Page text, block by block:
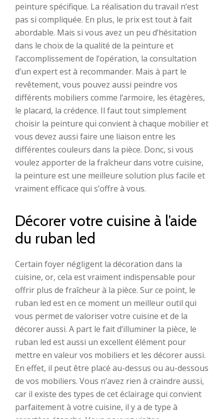
peinture spécifique. La réalisation du travail n’est
pas si compliquée. En plus, le prix est tout à fait
abordable. Mais si vous avez un peu d’hésitation
dans le choix de la qualité de la peinture et
l’accomplissement de l’opération, la consultation
d’un expert est à recommander. Mais à part le
revêtement, vous pouvez aussi peindre vos
différents mobiliers comme l’armoire, les étagères,
le placard, la crédence. Il faut tout simplement
choisir la peinture qui convient à chaque mobilier et
vous devez aussi faire une liaison entre les
différentes couleurs dans la pièce. Donc, si vous
voulez apporter de la fraîcheur dans votre cuisine,
la peinture est une meilleure solution plus facile et
vraiment efficace qui s’offre à vous.
Décorer votre cuisine à l’aide
du ruban led
Certain foyer négligent la décoration dans la
cuisine, or, cela est vraiment indispensable pour
offrir plus de fraîcheur à la pièce. Sur ce point, le
ruban led est en ce moment un meilleur outil qui
vous permet de valoriser votre cuisine et de la
décorer aussi. A part le fait d’illuminer la pièce, le
ruban led est aussi un excellent élément pour
mettre en valeur vos mobiliers et les décorer aussi.
En effet, il peut être placé au-dessus ou au-dessous
de vos mobiliers. Vous n’avez rien à craindre aussi,
car il existe des types de cet éclairage qui convient
parfaitement à votre cuisine, il y a de type à